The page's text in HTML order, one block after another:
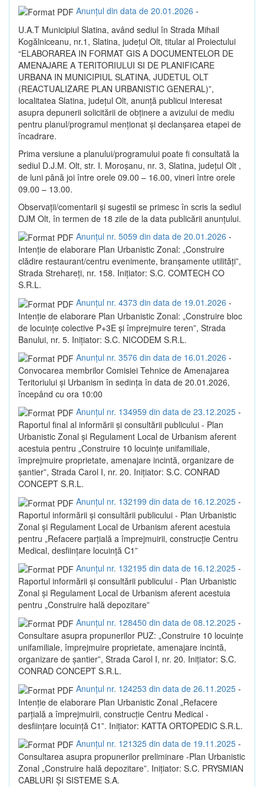
Anunțul din data de 20.01.2026 -
U.A.T Municipiul Slatina, având sediul în Strada Mihail
Kogălniceanu, nr.1, Slatina, județul Olt, titular al Proiectului
“ELABORAREA IN FORMAT GIS A DOCUMENTELOR DE
AMENAJARE A TERITORIULUI SI DE PLANIFICARE
URBANA IN MUNICIPIUL SLATINA, JUDETUL OLT
(REACTUALIZARE PLAN URBANISTIC GENERAL)”,
localitatea Slatina, judeţul Olt, anunţă publicul interesat
asupra depunerii solicitării de obţinere a avizului de mediu
pentru planul/programul menţionat şi declanşarea etapei de
încadrare.
Prima versiune a planului/programului poate fi consultată la
sediul D.J.M. Olt, str. I. Moroşanu, nr. 3, Slatina, judeţul Olt ,
de luni până joi între orele 09.00 – 16.00, vineri între orele
09.00 – 13.00.
Observaţii/comentarii şi sugestii se primesc în scris la sediul
DJM Olt, în termen de 18 zile de la data publicării anunţului.
Anunțul nr. 5059 din data de 20.01.2026 -
Intenție de elaborare Plan Urbanistic Zonal: „Construire
clădire restaurant/centru evenimente, branșamente utilități”,
Strada Strehareți, nr. 158. Inițiator: S.C. COMTECH CO
S.R.L.
Anunțul nr. 4373 din data de 19.01.2026 -
Intenție de elaborare Plan Urbanistic Zonal: „Construire bloc
de locuințe colective P+3E și împrejmuire teren”, Strada
Banului, nr. 5. Inițiator: S.C. NICODEM S.R.L.
Anunțul nr. 3576 din data de 16.01.2026 -
Convocarea membrilor Comisiei Tehnice de Amenajarea
Teritoriului și Urbanism în sedința în data de 20.01.2026,
începând cu ora 10:00
Anunțul nr. 134959 din data de 23.12.2025 -
Raportul final al informării și consultării publicului - Plan
Urbanistic Zonal și Regulament Local de Urbanism aferent
acestuia pentru „Construire 10 locuințe unifamiliale,
împrejmuire proprietate, amenajare incintă, organizare de
șantier”, Strada Carol I, nr. 20. Inițiator: S.C. CONRAD
CONCEPT S.R.L.
Anunțul nr. 132199 din data de 16.12.2025 -
Raportul informării și consultării publicului - Plan Urbanistic
Zonal și Regulament Local de Urbanism aferent acestuia
pentru „Refacere parțială a împrejmuirii, construcție Centru
Medical, desființare locuință C1”
Anunțul nr. 132195 din data de 16.12.2025 -
Raportul informării și consultării publicului - Plan Urbanistic
Zonal și Regulament Local de Urbanism aferent acestuia
pentru „Construire hală depozitare”
Anunțul nr. 128450 din data de 08.12.2025 -
Consultare asupra propunerilor PUZ: „Construire 10 locuințe
unifamiliale, împrejmuire proprietate, amenajare incintă,
organizare de șantier”, Strada Carol I, nr. 20. Inițiator: S.C.
CONRAD CONCEPT S.R.L.
Anunțul nr. 124253 din data de 26.11.2025 -
Intenție de elaborare Plan Urbanistic Zonal „Refacere
parțială a împrejmuirii, construcție Centru Medical -
desființare locuință C1”. Inițiator: KATTA ORTOPEDIC S.R.L.
Anunțul nr. 121325 din data de 19.11.2025 -
Consultarea asupra propunerilor preliminare -Plan Urbanistic
Zonal „Construire hală depozitare”. Inițiator: S.C. PRYSMIAN
CABLURI ȘI SISTEME S.A.